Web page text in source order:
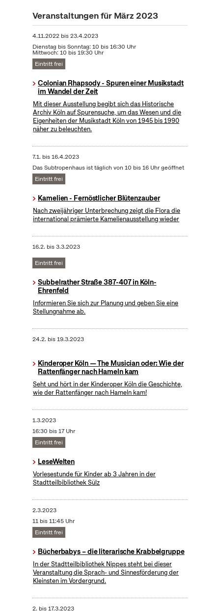
Veranstaltungen für März 2023
4.11.2022bis23.4.2023
Dienstag bis Sonntag: 10 bis 16:30 Uhr
Mittwoch: 10 bis 19:30 Uhr
Eintritt frei
Colonian Rhapsody - Spuren einer Musikstadt
im Wandel der Zeit
Mit dieser Ausstellung begibt sich das Historische
Archiv Köln auf Spurensuche, um das Wesen und die
Eigenheiten der Musikstadt Köln von 1945 bis 1990
näher zu beleuchten.
7.1. bis16.4.2023
Das Subtropenhaus ist täglich von 10 bis 16 Uhr geöffnet
Eintritt frei
Kamelien - Fernöstlicher Blütenzauber
Nach zweijähriger Unterbrechung zeigt die Flora die
international prämierte Kamelienausstellung wieder
16.2. bis3.3.2023
Eintritt frei
Subbelrather Straße 387-407 in Köln-
Ehrenfeld
Informieren Sie sich zur Planung und geben Sie eine
Stellungnahme ab.
24.2. bis19.3.2023
Kinderoper Köln — The Musician oder: Wie der
Rattenfänger nach Hameln kam
Seht und hört in der Kinderoper Köln die Geschichte,
wie der Rattenfänger nach Hameln kam!
1.3.2023
16:30 bis 17 Uhr
Eintritt frei
LeseWelten
Vorlesestunde für Kinder ab 3 Jahren in der
Stadtteilbibliothek Sülz
2.3.2023
11 bis 11:45 Uhr
Eintritt frei
Bücherbabys – die literarische Krabbelgruppe
In der Stadtteilbibliothek Nippes steht bei dieser
Veranstaltung die Sprach- und Sinnesförderung der
Kleinsten im Vordergrund.
2. bis17.3.2023